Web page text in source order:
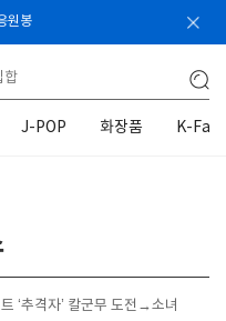
원봉
J-POP 화장품 K-
‘추격자’ 칼군무 도전→소녀